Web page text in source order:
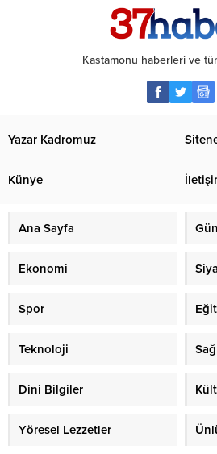
Kastamonu haberleri ve
Yazar Kadromuz
Künye
Ana Sayfa
Ekonomi
Spor
Teknoloji
Dini Bilgiler
Yöresel Lezzetler